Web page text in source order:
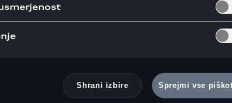
in politične
pohvali s približno 30-
v primerjavi z enakim
mesecih letošnjega leta
12,4-odstotno
Shrani izbire Sprejmi vse